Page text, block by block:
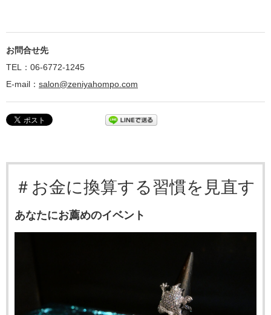
お問合せ先
TEL：06-6772-1245
E-mail： salon@zeniyahompo.com
＃お金に換算する習慣を見直す
あなたにお薦めのイベント